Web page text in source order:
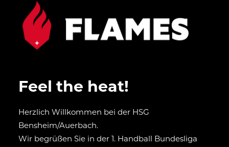
Feel the heat!
Herzlich Willkommen bei der HSG
Bensheim/Auerbach.
Wir begrüßen Sie in der 1. Handball Bundesliga